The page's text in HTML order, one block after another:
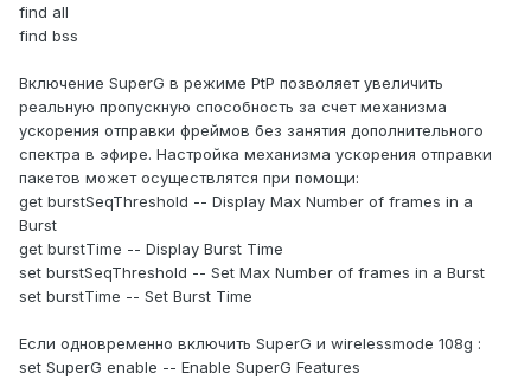
find all
find bss
Включение SuperG в режиме PtP позволяет увеличить
реальную пропускную способность за счет механизма
ускорения отправки фреймов без занятия дополнительного
спектра в эфире. Настройка механизма ускорения отправки
пакетов может осуществлятся при помощи:
get burstSeqThreshold -- Display Max Number of frames in a
Burst
get burstTime -- Display Burst Time
set burstSeqThreshold -- Set Max Number of frames in a Burst
set burstTime -- Set Burst Time
Если одновременно включить SuperG и wirelessmode 108g :
set SuperG enable -- Enable SuperG Features